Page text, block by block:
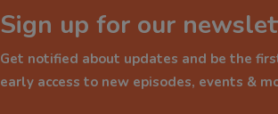
Sign up for our
Get notified about updates and be the
early access to new episodes, events &